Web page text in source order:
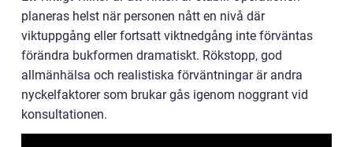
planeras helst när personen nått en nivå där
viktuppgång eller fortsatt viktnedgång inte förväntas
förändra bukformen dramatiskt. Rökstopp, god
allmänhälsa och realistiska förväntningar är andra
nyckelfaktorer som brukar gås igenom noggrant vid
konsultationen.